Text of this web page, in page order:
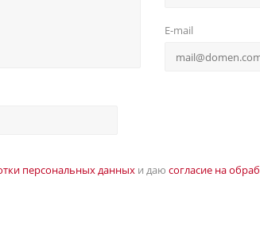
E-mail
персональных данныхи даю согласие на